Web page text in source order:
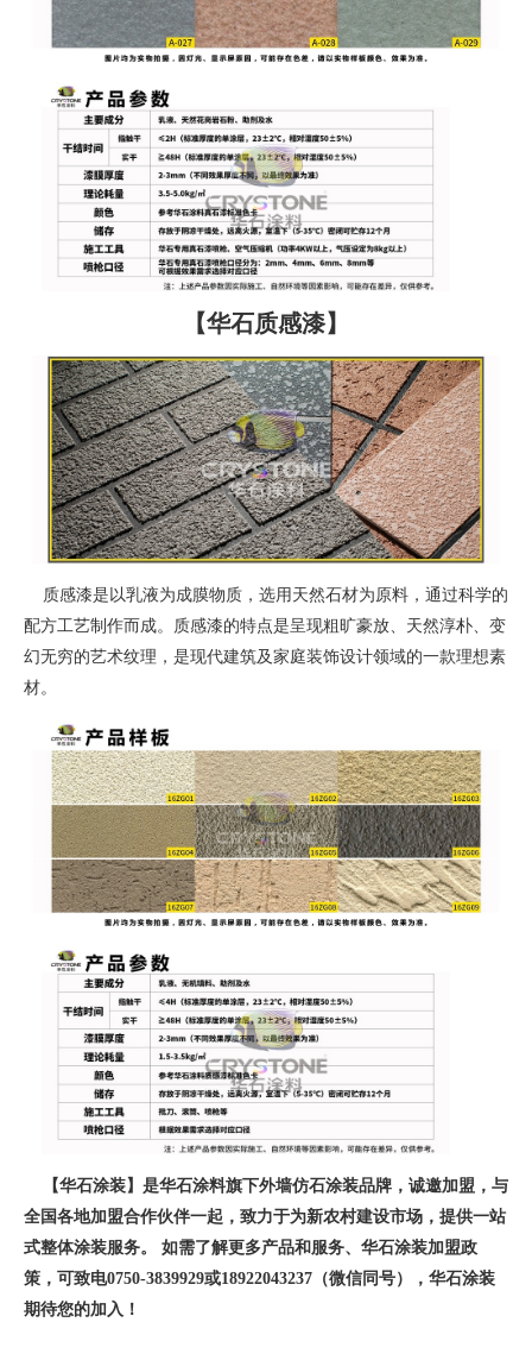
【华石质感漆】
质感漆是以乳液为成膜物质，选用天然石材为原料，通过科学的
配方工艺制作而成。质感漆的特点是呈现粗旷豪放、天然淳朴、变
幻无穷的艺术纹理，是现代建筑及家庭装饰设计领域的一款理想素
材。
【华石涂装】是华石涂料旗下外墙仿石涂装品牌，诚邀加盟，与
全国各地加盟合作伙伴一起，致力于为新农村建设市场，提供一站
式整体涂装服务。 如需了解更多产品和服务、华石涂装加盟政
策，可致电0750-3839929或18922043237（微信同号），华石涂装
期待您的加入！